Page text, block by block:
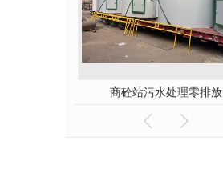
商砼站污水处理零排放